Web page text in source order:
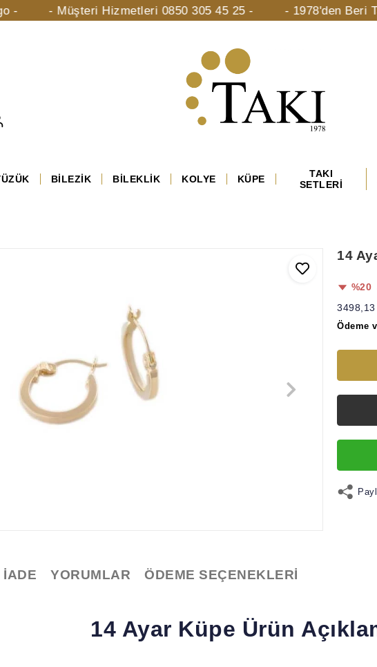
- Müşteri Hizmetleri 0850 305 45 25 - - 1978'den Beri Takı
BİLEZİK BİLEKLİK KOLYE KÜPE
TAKI
SETLERİ
14
%20
Ödeme
İADE YORUMLAR ÖDEME SEÇENEKLERI
14 Ayar Küpe Ürün